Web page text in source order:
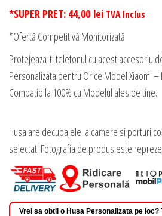
*SUPER PRET: 44,00 lei TVA Inclus
*Ofertă Competitivă Monitorizată
Protejeaza-ti telefonul cu acest accesoriu
Personalizata pentru Orice Model Xiaomi –
Compatibila 100% cu Modelul ales de tine.
Husa are decupajele la camere si porturi
selectat. Fotografia de produs este
Vrei sa obtii o Husa Personalizata pe loc?